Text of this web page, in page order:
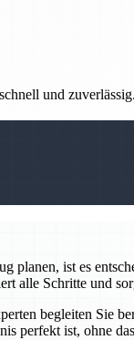
und zuverlässig.
planen, ist es
alle Schritte und
begleiten Sie
perfekt ist, ohne